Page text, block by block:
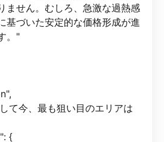
ません。むしろ、急激な過熱感
基づいた安定的な価格形成が進
。"
て今、最も狙い目のエリアは
{